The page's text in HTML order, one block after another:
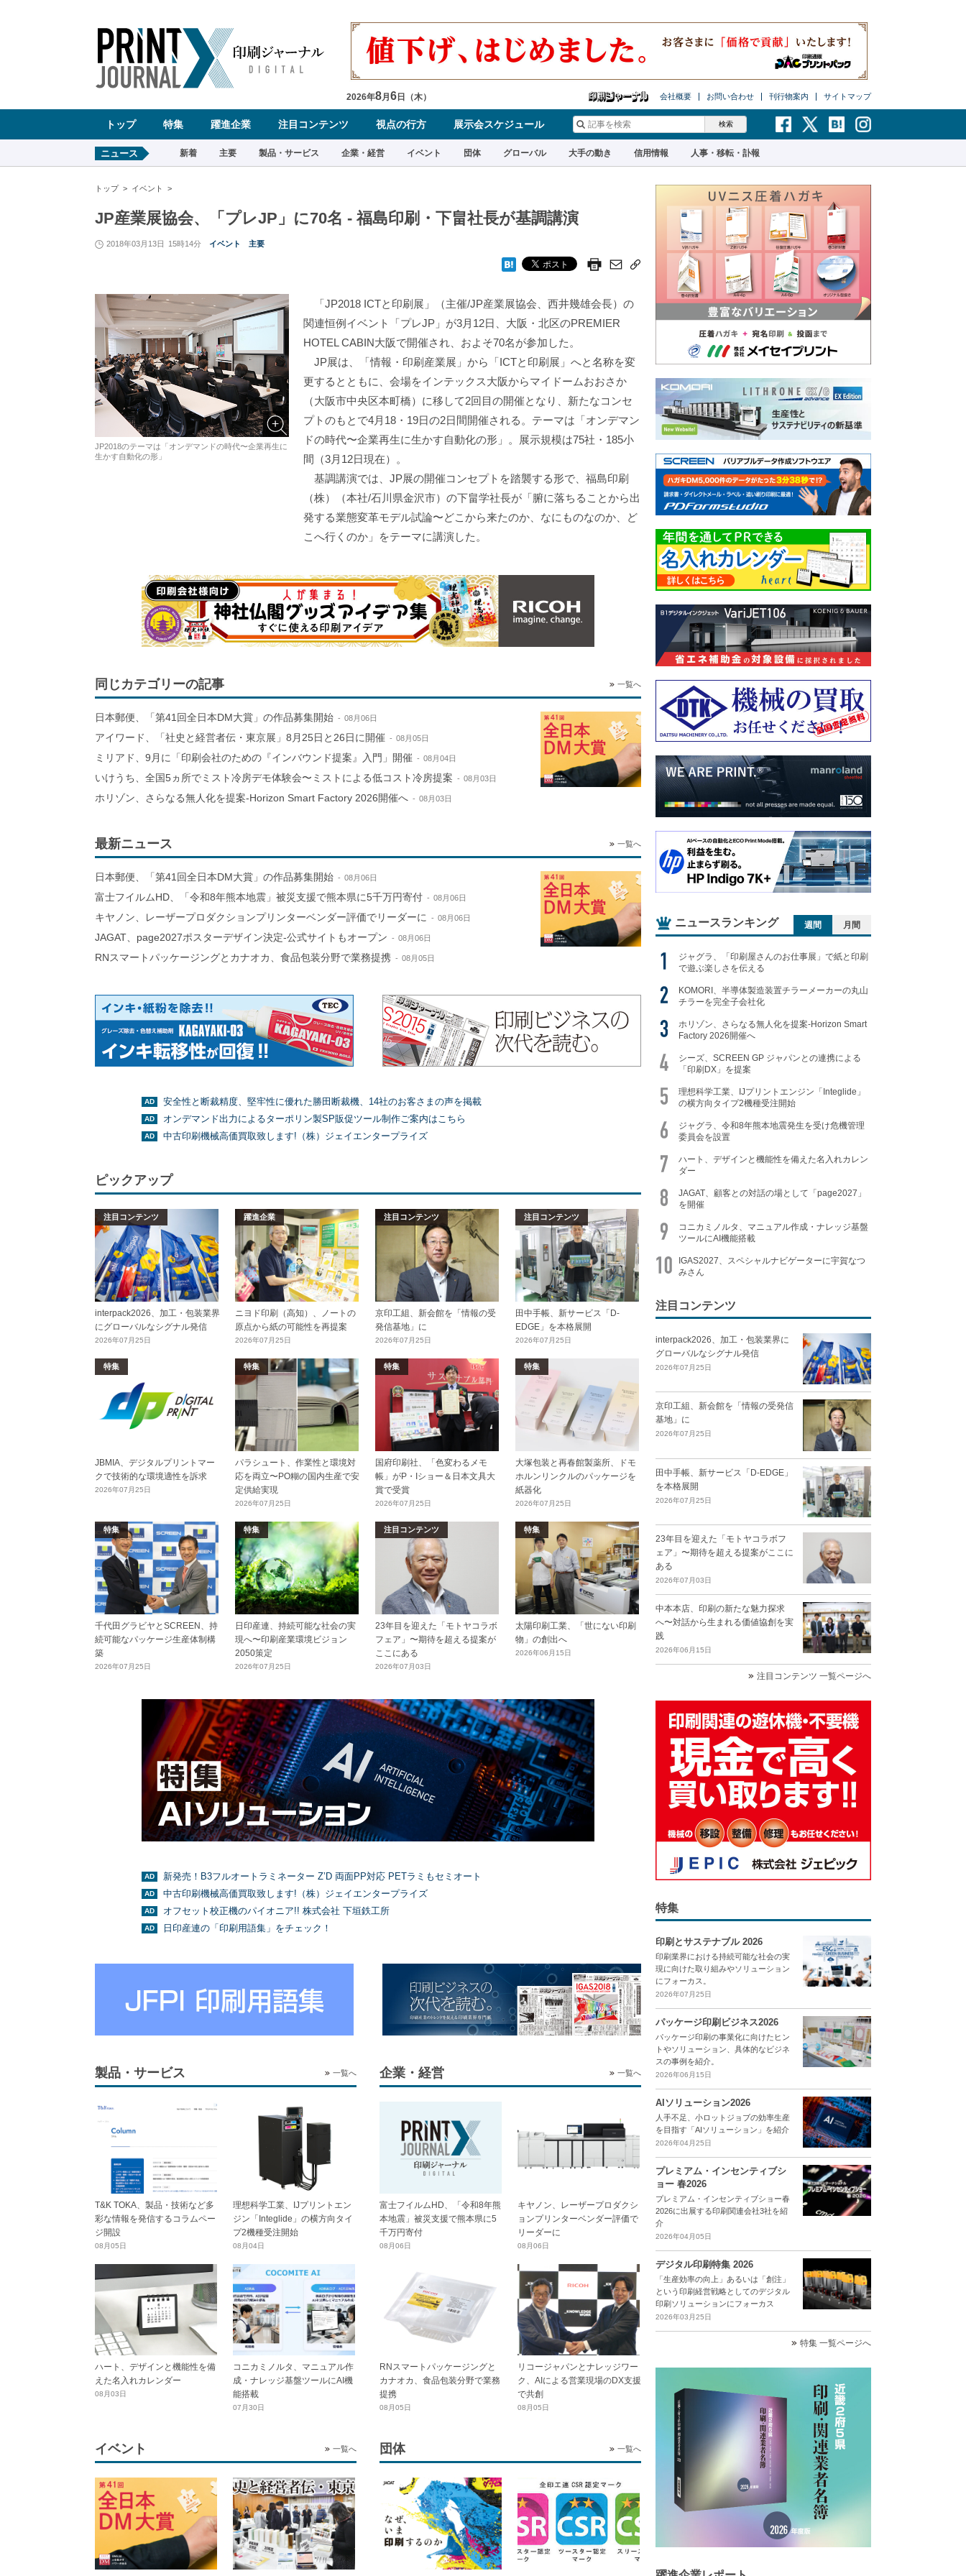
ア
ゲ
ン
2026年8月 6 日（木） 会社概要 お問い合わせ 刊行物案内 サイトマップ
トップ 特集 躍進企業 注目コンテンツ 視点の行方 展示会スケジュール
ニュース 新着 主要 製品・サービス 企業・経営 イベント 団体 グローバル 大手の動き 信用情報 人事・移転・訃報
トップ イベント
JP産業展協会、「プレJP」に70名 - 福島印刷・下畠社長が基調講演
2018年03月13日 15時14分 イベント 主要
JP2018のテーマは「オンデマンドの時代〜企業再生に
生かす自動化の形」
「JP2018 ICTと印刷展」（主催/JP産業展協会、西井幾雄会長）の
関連恒例イベント「プレJP」が3月12日、大阪・北区のPREMIER
HOTEL CABIN大阪で開催され、およそ70名が参加した。
JP展は、「情報・印刷産業展」から「ICTと印刷展」へと名称を変
更するとともに、会場をインテックス大阪からマイドームおおさか
（大阪市中央区本町橋）に移して2回目の開催となり、新たなコンセ
プトのもとで4月18・19日の2日間開催される。テーマは「オンデマン
ドの時代〜企業再生に生かす自動化の形」。展示規模は75社・185小
間（3月12日現在）。
基調講演では、JP展の開催コンセプトを踏襲する形で、福島印刷
（株）（本社/石川県金沢市）の下畠学社長が「腑に落ちることから出
発する業態変革モデル試論〜どこから来たのか、なにものなのか、ど
こへ行くのか」をテーマに講演した。
同じカテゴリーの記事 一覧へ
日本郵便、「第41回全日本DM大賞」の作品募集開始 08月06日
アイワード、「社史と経営者伝・東京展」8月25日と26日に開催 08月05日
ミリアド、9月に「印刷会社のための『インバウンド提案』入門」開催 08月04日
いけうち、全国5ヵ所でミスト冷房デモ体験会〜ミストによる低コスト冷房提案 08月03日
ホリゾン、さらなる無人化を提案-Horizon Smart Factory 2026開催へ 08月03日
最新ニュース 一覧へ
日本郵便、「第41回全日本DM大賞」の作品募集開始 08月06日
富士フイルムHD、「令和8年熊本地震」被災支援で熊本県に5千万円寄付 08月06日
キヤノン、レーザープロダクションプリンターベンダー評価でリーダーに 08月06日
JAGAT、page2027ポスターデザイン決定-公式サイトもオープン 08月06日
RNスマートパッケージングとカナオカ、食品包装分野で業務提携 08月05日
安全性と断裁精度、堅牢性に優れた勝田断裁機、14社のお客さまの声を掲載
オンデマンド出力によるターポリン製SP販促ツール制作ご案内はこちら
中古印刷機械高価買取致します!（株）ジェイエンタープライズ
ピックアップ
注目コンテンツ
interpack2026、加工・包装業界
にグローバルなシグナル発信
2026年07月25日
躍進企業
ニヨド印刷（高知）、ノートの
原点から紙の可能性を再提案
2026年07月25日
注目コンテンツ
京印工組、新会館を「情報の受
発信基地」に
2026年07月25日
注目コンテンツ
田中手帳、新サービス「D-
EDGE」を本格展開
2026年07月25日
特集
JBMIA、デジタルプリントマー
クで技術的な環境適性を訴求
2026年07月25日
特集
パラシュート、作業性と環境対
応を両立〜PO糊の国内生産で安
定供給実現
2026年07月25日
特集
国府印刷社、「色変わるメモ
帳」がP・Iショー＆日本文具大
賞で受賞
2026年07月25日
特集
大塚包装と再春館製薬所、ドモ
ホルンリンクルのパッケージを
紙器化
2026年07月25日
特集
千代田グラビヤとSCREEN、持
続可能なパッケージ生産体制構
築
2026年07月25日
特集
日印産連、持続可能な社会の実
現へ〜印刷産業環境ビジョン
2050策定
2026年07月25日
注目コンテンツ
23年目を迎えた「モトヤコラボ
フェア」〜期待を超える提案が
ここにある
2026年07月03日
特集
太陽印刷工業、「世にない印刷
物」の創出へ
2026年06月15日
新発売！B3フルオートラミネーター Z’D 両面PP対応 PETラミもセミオート
中古印刷機械高価買取致します!（株）ジェイエンタープライズ
オフセット校正機のパイオニア!! 株式会社 下垣鉄工所
日印産連の「印刷用語集」をチェック！
製品・サービス 一覧へ
T&K TOKA、製品・技術など多
彩な情報を発信するコラムペー
ジ開設
08月05日
理想科学工業、IJプリントエン
ジン「Integlide」の横方向タイ
プ2機種受注開始
08月04日
ハート、デザインと機能性を備
えた名入れカレンダー
08月03日
コニカミノルタ、マニュアル作
成・ナレッジ基盤ツールにAI機
能搭載
07月30日
企業・経営 一覧へ
富士フイルムHD、「令和8年熊
本地震」被災支援で熊本県に5
千万円寄付
08月06日
キヤノン、レーザープロダクシ
ョンプリンターベンダー評価で
リーダーに
08月06日
RNスマートパッケージングと
カナオカ、食品包装分野で業務
提携
08月05日
リコージャパンとナレッジワー
ク、AIによる営業現場のDX支援
で共創
08月05日
イベント 一覧へ 団体 一覧へ
ニュースランキング 週間 月間
ジャグラ、「印刷屋さんのお仕事展」で紙と印刷
で遊ぶ楽しさを伝える
KOMORI、半導体製造装置チラーメーカーの丸山
チラーを完全子会社化
ホリゾン、さらなる無人化を提案-Horizon Smart
Factory 2026開催へ
シーズ、SCREEN GP ジャパンとの連携による
「印刷DX」を提案
理想科学工業、IJプリントエンジン「Integlide」
の横方向タイプ2機種受注開始
ジャグラ、令和8年熊本地震発生を受け危機管理
委員会を設置
ハート、デザインと機能性を備えた名入れカレン
ダー
JAGAT、顧客との対話の場として「page2027」
を開催
コニカミノルタ、マニュアル作成・ナレッジ基盤
ツールにAI機能搭載
IGAS2027、スペシャルナビゲーターに宇賀なつ
みさん
注目コンテンツ
interpack2026、加工・包装業界に
グローバルなシグナル発信
2026年07月25日
京印工組、新会館を「情報の受発信
基地」に
2026年07月25日
田中手帳、新サービス「D-EDGE」
を本格展開
2026年07月25日
23年目を迎えた「モトヤコラボフ
ェア」〜期待を超える提案がここに
ある
2026年07月03日
中本本店、印刷の新たな魅力探求
へ〜対話から生まれる価値協創を実
践
2026年06月15日
注目コンテンツ 一覧ページへ
特集
印刷とサステナブル 2026
印刷業界における持続可能な社会の実
現に向けた取り組みやソリューション
にフォーカス。
2026年07月25日
パッケージ印刷ビジネス2026
パッケージ印刷の事業化に向けたヒン
トやソリューション、具体的なビジネ
スの事例を紹介。
2026年06月15日
AIソリューション2026
人手不足、小ロットジョブの効率生産
を目指す「AIソリューション」を紹介
2026年04月25日
プレミアム・インセンティブシ
ョー 春2026
プレミアム・インセンティブショー春
2026に出展する印刷関連会社3社を紹
介
2026年04月05日
デジタル印刷特集 2026
「生産効率の向上」あるいは「創注」
という印刷経営戦略としてのデジタル
印刷ソリューションにフォーカス
2026年03月25日
特集 一覧ページへ